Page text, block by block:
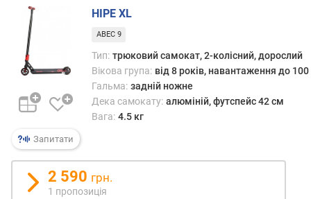
і
к
а
р
у
а
,
і
Запитати
HIPE XL
ABEC 9
Тип: трюковий самокат, 2-колісний, дорослий
Вікова група: від 8 років, навантаження до 100
Гальма: задній ножне
Дека самокату: алюміній, футспейс 42 см
Вага: 4.5 кг
2 590 грн.
1 пропозиція